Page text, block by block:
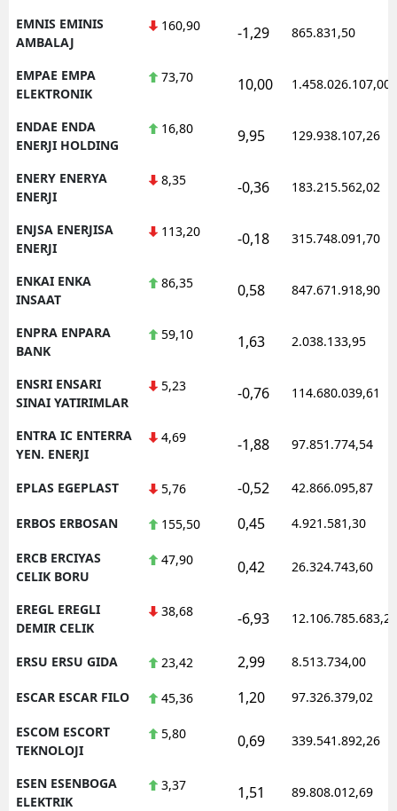
EMNIS EMINIS
AMBALAJ
160,90 -1,29 865.831,50
EMPAE EMPA
ELEKTRONIK
73,70 10,00 1.458.026.107,00
ENDAE ENDA
ENERJI HOLDING
16,80 9,95 129.938.107,26
ENERY ENERYA
ENERJI
8,35 -0,36 183.215.562,02
ENJSA ENERJISA
ENERJI
113,20 -0,18 315.748.091,70
ENKAI ENKA
INSAAT
86,35 0,58 847.671.918,90
ENPRA ENPARA
BANK
59,10 1,63 2.038.133,95
ENSRI ENSARI
SINAI YATIRIMLAR
5,23 -0,76 114.680.039,61
ENTRA IC ENTERRA
YEN. ENERJI
4,69 -1,88 97.851.774,54
EPLAS EGEPLAST 5,76 -0,52 42.866.095,87
ERBOS ERBOSAN 155,50 0,45 4.921.581,30
ERCB ERCIYAS
CELIK BORU
47,90 0,42 26.324.743,60
EREGL EREGLI
DEMIR CELIK
38,68 -6,93 12.106.785.683,20
ERSU ERSU GIDA 23,42 2,99 8.513.734,00
ESCAR ESCAR FILO 45,36 1,20 97.326.379,02
ESCOM ESCORT
TEKNOLOJI
5,80 0,69 339.541.892,26
ESEN ESENBOGA
ELEKTRIK
3,37 1,51 89.808.012,69